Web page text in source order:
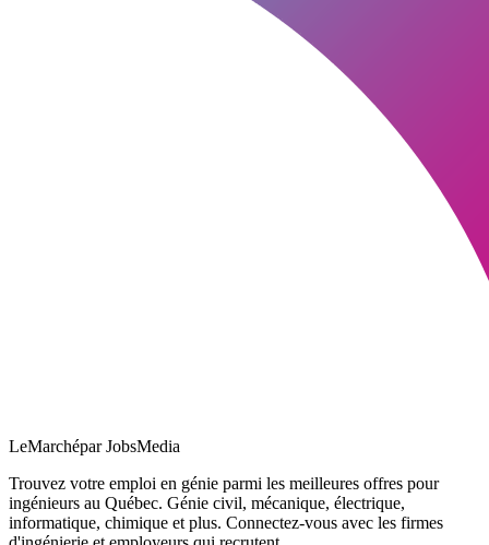
LeMarchépar JobsMedia
Trouvez votre emploi en génie parmi les meilleures offres pour
ingénieurs au Québec. Génie civil, mécanique, électrique,
informatique, chimique et plus. Connectez-vous avec les firmes